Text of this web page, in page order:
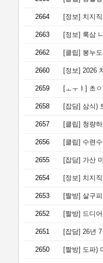
2664 [정보] 치지
2663 [정보] 룩삼
2662 [클립] 봉누
2660 [정보] 2026
2659 [ㅗㅜㅑ] 초
2658 [잡담] 삼식)
2657 [클립] 청량
2656 [클립] 수련
2655 [잡담] 가산
2654 [정보] 치지
2653 [짤방] 살구
2652 [짤방] 드디
2651 [잡담] 26년
2650 [짤방] 도파)